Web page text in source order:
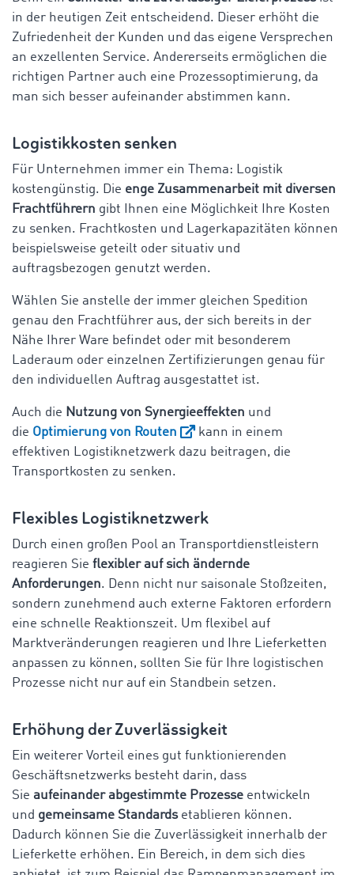
in der heutigen Zeit entscheidend. Dieser erhöht die
Zufriedenheit der Kunden und das eigene Versprechen
an exzellenten Service. Andererseits ermöglichen die
richtigen Partner auch eine Prozessoptimierung, da
man sich besser aufeinander abstimmen kann.
Logistikkosten senken
Für Unternehmen immer ein Thema: Logistik
kostengünstig. Die enge Zusammenarbeit mit diversen
Frachtführern gibt Ihnen eine Möglichkeit Ihre Kosten
zu senken. Frachtkosten und Lagerkapazitäten können
beispielsweise geteilt oder situativ und
auftragsbezogen genutzt werden.
Wählen Sie anstelle der immer gleichen Spedition
genau den Frachtführer aus, der sich bereits in der
Nähe Ihrer Ware befindet oder mit besonderem
Laderaum oder einzelnen Zertifizierungen genau für
den individuellen Auftrag ausgestattet ist.
Auch die Nutzung von Synergieeffekten und
die Optimierung von Routen
kann in einem
effektiven Logistiknetzwerk dazu beitragen, die
Transportkosten zu senken.
Flexibles Logistiknetzwerk
Durch einen großen Pool an Transportdienstleistern
reagieren Sie flexibler auf sich ändernde
Anforderungen. Denn nicht nur saisonale Stoßzeiten,
sondern zunehmend auch externe Faktoren erfordern
eine schnelle Reaktionszeit. Um flexibel auf
Marktveränderungen reagieren und Ihre Lieferketten
anpassen zu können, sollten Sie für Ihre logistischen
Prozesse nicht nur auf ein Standbein setzen.
Erhöhung der Zuverlässigkeit
Ein weiterer Vorteil eines gut funktionierenden
Geschäftsnetzwerks besteht darin, dass
Sie aufeinander abgestimmte Prozesse entwickeln
und gemeinsame Standardsetablieren können.
Dadurch können Sie die Zuverlässigkeit innerhalb der
Lieferkette erhöhen. Ein Bereich, in dem sich dies